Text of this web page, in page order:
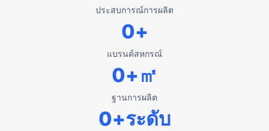
ประสบการณ์การผลิต
แบรนด์สหกรณ์
0+
ฐานการผลิต
0+㎡
0+ระดับ